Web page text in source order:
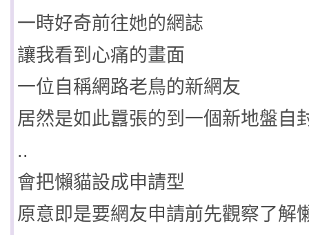
一時好奇前往她的網誌
讓我看到心痛的畫面
一位自稱網路老鳥的新網友
居然是如此囂張的到一個新地盤自
..
會把懶貓設成申請型
原意即是要網友申請前先觀察了解